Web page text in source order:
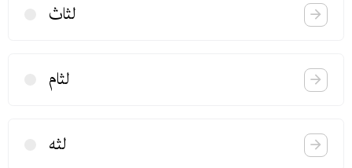
لثاث
لثام
لثه